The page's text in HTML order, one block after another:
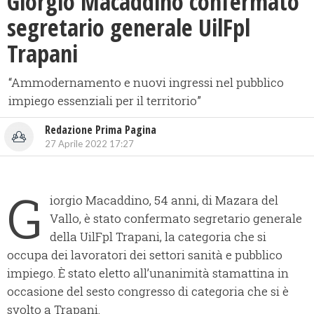
segretario generale UilFpl
Trapani
“Ammodernamento e nuovi ingressi nel pubblico
impiego essenziali per il territorio”
Redazione Prima Pagina
27 Aprile 2022 17:27
G
iorgio Macaddino, 54 anni, di Mazara del
Vallo, è stato confermato segretario generale
della UilFpl Trapani, la categoria che si
occupa dei lavoratori dei settori sanità e pubblico
impiego. È stato eletto all’unanimità stamattina in
occasione del sesto congresso di categoria che si è
svolto a Trapani.